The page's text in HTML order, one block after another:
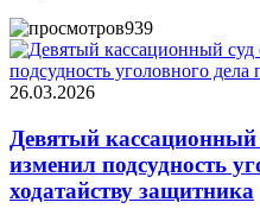
939
26.03.2026
Девятый
изменил подсудность
ходатайству защитника